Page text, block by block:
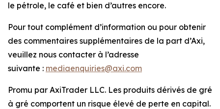
le pétrole, le café et bien d’autres encore.
Pour tout complément d’information ou pour obtenir
des commentaires supplémentaires de la part d’Axi,
veuillez nous contacter à l’adresse
suivante : mediaenquiries@axi.com
Promu par AxiTrader LLC. Les produits dérivés de gré
à gré comportent un risque élevé de perte en capital.